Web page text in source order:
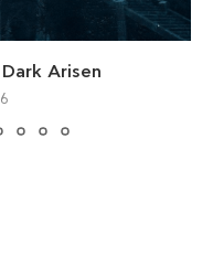
Arisen